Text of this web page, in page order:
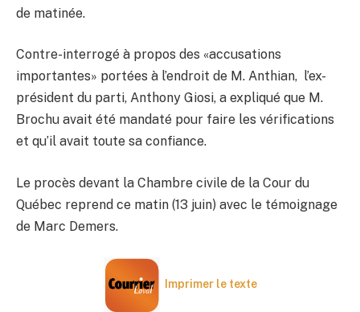
de matinée.
Contre-interrogé à propos des «accusations
importantes» portées à l’endroit de M. Anthian, l’ex-
président du parti, Anthony Giosi, a expliqué que M.
Brochu avait été mandaté pour faire les vérifications
et qu’il avait toute sa confiance.
Le procès devant la Chambre civile de la Cour du
Québec reprend ce matin (13 juin) avec le témoignage
de Marc Demers.
Imprimer le texte